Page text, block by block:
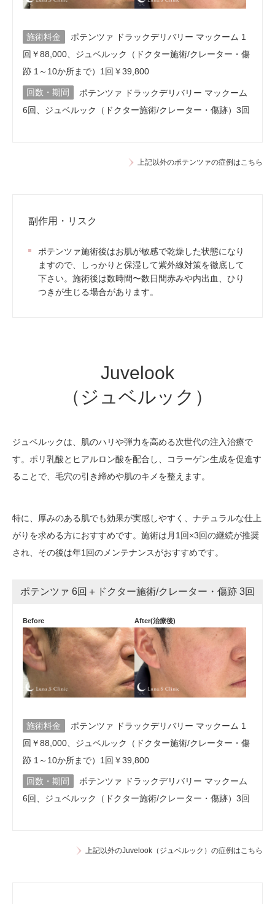
施術料金
ポテンツァ ドラックデリバリー マックーム 1
回￥88,000、ジュベルック（ドクター施術/クレーター・傷
跡 1～10か所まで）1回￥39,800
回数・期間
ポテンツァ ドラックデリバリー マックーム
6回、ジュベルック（ドクター施術/クレーター・傷跡）3回
上記以外のポテンツァの症例はこちら
副作用・リスク
ポテンツァ施術後はお肌が敏感で乾燥した状態になり
ますので、しっかりと保湿して紫外線対策を徹底して
下さい。施術後は数時間〜数日間赤みや内出血、ひり
つきが生じる場合があります。
Juvelook
（ジュベルック）
ジュベルックは、肌のハリや弾力を高める次世代の注入治療で
す。ポリ乳酸とヒアルロン酸を配合し、コラーゲン生成を促進す
ることで、毛穴の引き締めや肌のキメを整えます。
特に、厚みのある肌でも効果が実感しやすく、ナチュラルな仕上
がりを求める方におすすめです。施術は月1回×3回の継続が推奨
され、その後は年1回のメンテナンスがおすすめです。
ポテンツァ 6回＋ドクター施術/クレーター・傷跡 3回
Before After(治療後)
施術料金
ポテンツァ ドラックデリバリー マックーム 1
回￥88,000、ジュベルック（ドクター施術/クレーター・傷
跡 1～10か所まで）1回￥39,800
回数・期間
ポテンツァ ドラックデリバリー マックーム
6回、ジュベルック（ドクター施術/クレーター・傷跡）3回
上記以外のJuvelook（ジュベルック）の症例はこちら